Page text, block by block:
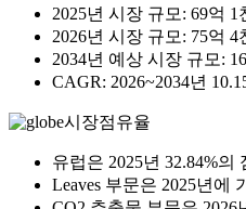
2025년 시장 규모: 69억 1
2026년 시장 규모: 75억 4
2034년 예상 시장 규모:
CAGR: 2026~2034년
시장점유율
유럽은 2025년 32.84%
Leaves 부문은 2025년에